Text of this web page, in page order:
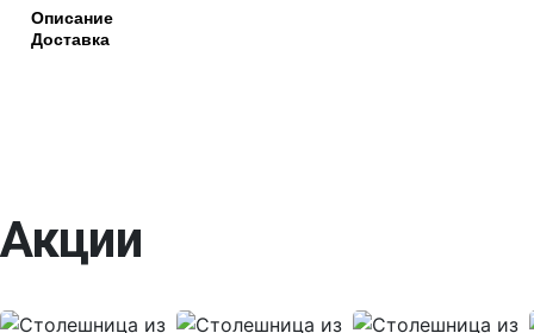
Описание
Доставка
Акции